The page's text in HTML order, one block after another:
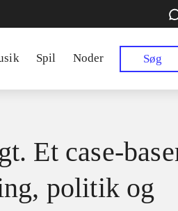
Spil Noder Søg
Et case-
politik og